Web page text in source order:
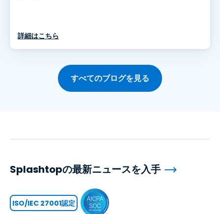
詳細はこちら
すべてのブログを見る
Splashtopの最新ニュースを入手
ISO/IEC 27001認定